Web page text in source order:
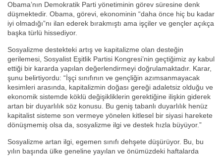
Obama’nın Demokratik Parti yönetiminin görev süresine denk
düşmektedir. Obama, görevi, ekonominin “daha önce hiç bu kadar
iyi olmadığı”nı ilan ederek bırakmıştı ama işçiler ve gençler açıkça
başka türlü hissediyor.
Sosyalizme destekteki artış ve kapitalizme olan desteğin
gerilemesi, Sosyalist Eşitlik Partisi Kongresi’nin geçtiğimiz ay kabul
ettiği bir kararda yapılan değerlendirmeyi doğrulamaktadır. Karar,
şunu belirtiyordu: “İşçi sınıfının ve gençliğin azımsanmayacak
kesimleri arasında, kapitalizmin doğası gereği adaletsiz olduğu ve
ekonomik sistemde köklü değişikliklerin gerektiğine ilişkin giderek
artan bir duyarlılık söz konusu. Bu geniş tabanlı duyarlılık henüz
kapitalist sisteme son vermeye yönelen kitlesel bir siyasi harekete
dönüşmemiş olsa da, sosyalizme ilgi ve destek hızla büyüyor.”
Sosyalizme artan ilgi, egemen sınıfı dehşete düşürüyor. Bu, bu
yılın başında ülke geneline yayılan ve önümüzdeki haftalarda